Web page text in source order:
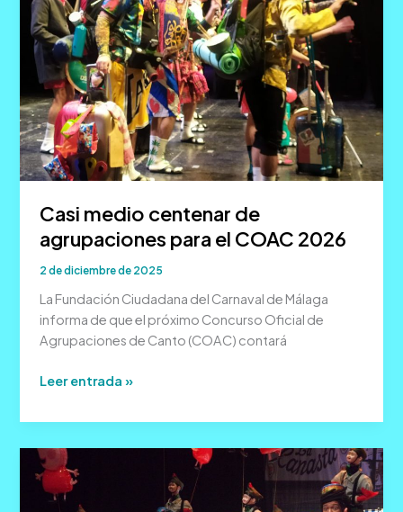
Casi medio centenar de
agrupaciones para el COAC 2026
2 de diciembre de 2025
La Fundación Ciudadana del Carnaval de Málaga
informa de que el próximo Concurso Oficial de
Agrupaciones de Canto (COAC) contará
Casi
centenar
agrupaciones
para
Leer entrada »